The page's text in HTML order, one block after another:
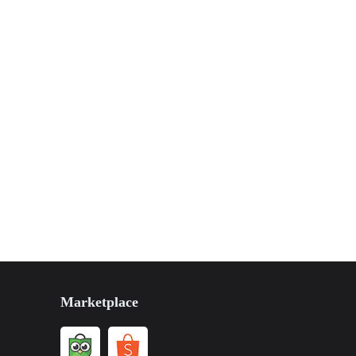
Marketplace